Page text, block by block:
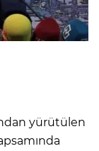
yürütülen